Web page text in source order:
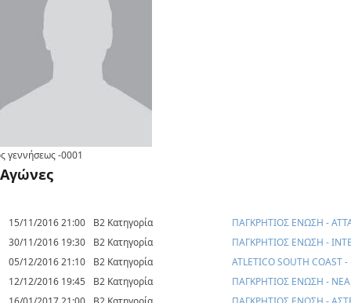
γεννήσεως-0001
Αγώνες
15/11/2016 21:00 Β2 Κατηγορία
ΠΑΓΚΡΗΤΙΟΣ ΕΝΩΣΗ -
30/11/2016 19:30
Β2 Κατηγορία
ΠΑΓΚΡΗΤΙΟΣ ΕΝΩΣΗ -
05/12/2016 21:10
Β2 Κατηγορία
ATLETICO SOUTH
12/12/2016 19:45
Β2 Κατηγορία
ΠΑΓΚΡΗΤΙΟΣ ΕΝΩΣΗ -